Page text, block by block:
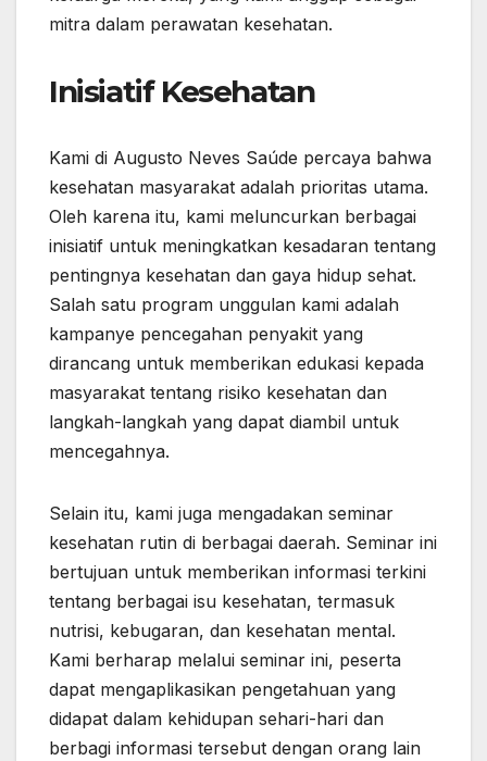
mitra dalam perawatan kesehatan.
Inisiatif Kesehatan
Kami di Augusto Neves Saúde percaya bahwa
kesehatan masyarakat adalah prioritas utama.
Oleh karena itu, kami meluncurkan berbagai
inisiatif untuk meningkatkan kesadaran tentang
pentingnya kesehatan dan gaya hidup sehat.
Salah satu program unggulan kami adalah
kampanye pencegahan penyakit yang
dirancang untuk memberikan edukasi kepada
masyarakat tentang risiko kesehatan dan
langkah-langkah yang dapat diambil untuk
mencegahnya.
Selain itu, kami juga mengadakan seminar
kesehatan rutin di berbagai daerah. Seminar ini
bertujuan untuk memberikan informasi terkini
tentang berbagai isu kesehatan, termasuk
nutrisi, kebugaran, dan kesehatan mental.
Kami berharap melalui seminar ini, peserta
dapat mengaplikasikan pengetahuan yang
didapat dalam kehidupan sehari-hari dan
berbagi informasi tersebut dengan orang lain